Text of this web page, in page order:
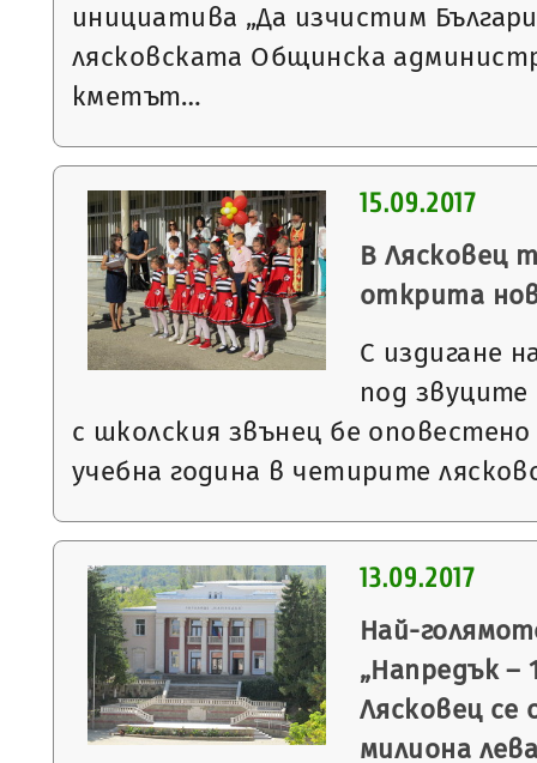
инициатива „Да изчистим
лясковската Общинска
кметът…
15.09.2017
В Лясковец
открита
С издигане
под звуците
с школския звънец бе
учебна година в четирите
13.09.2017
Най-
„Напредък –
Лясковец се
милиона